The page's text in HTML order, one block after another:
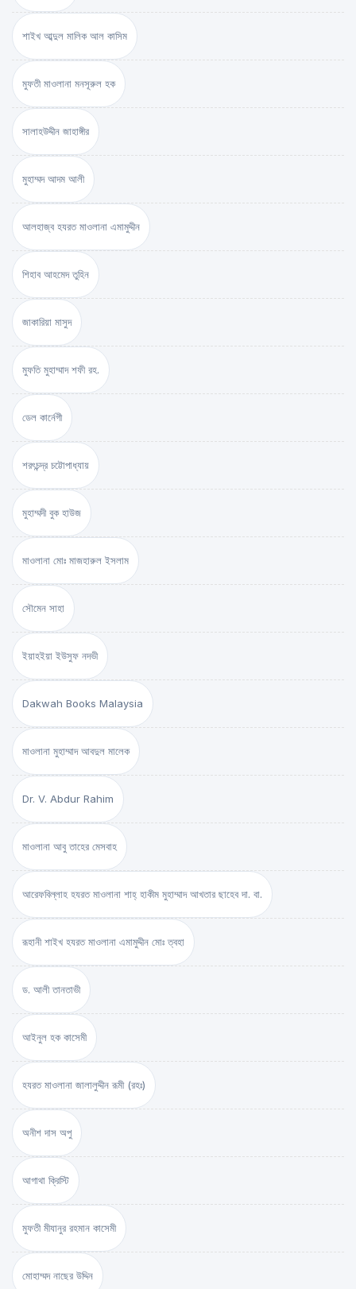
শাইখ আব্দুল মালিক আল কাসিম
মুফতী মাওলানা মনসূরুল হক
সালাহউদ্দীন জাহাঙ্গীর
মুহাম্মদ আদম আলী
আলহাজ্ব হযরত মাওলানা এমামুদ্দীন
শিহাব আহমেদ তুহিন
জাকারিয়া মাসুদ
মুফতি মুহাম্মাদ শফী রহ.
ডেল কার্নেগী
শরৎচন্দ্র চট্টোপাধ্যায়
মুহাম্মদী বুক হাউজ
মাওলানা মোঃ মাজহারুল ইসলাম
সৌমেন সাহা
ইয়াহইয়া ইউসুফ নদভী
Dakwah Books Malaysia
মাওলানা মুহাম্মাদ আবদুল মালেক
Dr. V. Abdur Rahim
মাওলানা আবু তাহের মেসবাহ
আরেফবিল্লাহ হযরত মাওলানা শাহ্ হাকীম মুহাম্মাদ আখতার ছাহেব দা. বা.
রূহানী শাইখ হযরত মাওলানা এমামুদ্দীন মোঃ ত্বহা
ড. আলী তানতাভী
আইনুল হক কাসেমী
হযরত মাওলানা জালালুদ্দীন রূমী (রহঃ)
অনীশ দাস অপু
আগাথা ক্রিস্টি
মুফতী মীযানুর রহমান কাসেমী
মোহাম্মদ নাছের উদ্দিন